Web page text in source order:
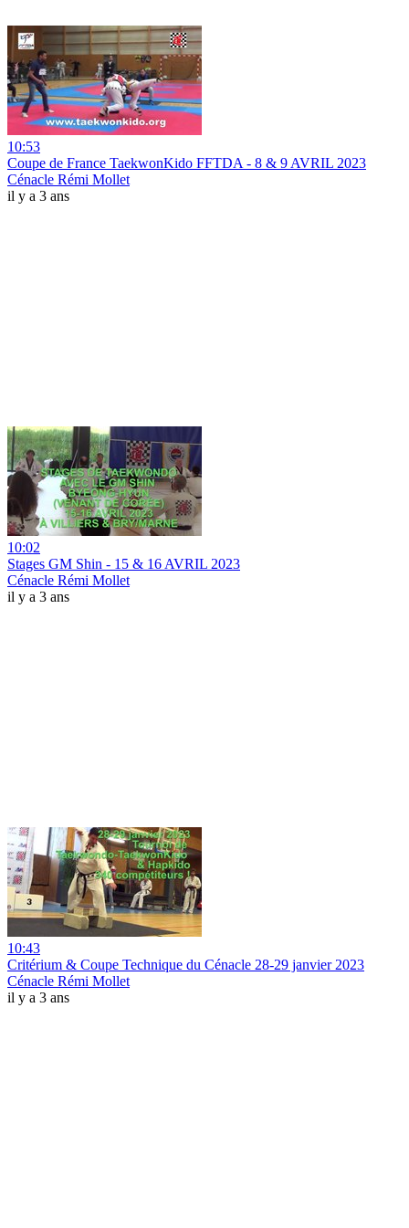
10:53
Coupe de France TaekwonKido FFTDA - 8 & 9 AVRIL 2023
Cénacle Rémi Mollet
il y a 3 ans
10:02
Stages GM Shin - 15 & 16 AVRIL 2023
Cénacle Rémi Mollet
il y a 3 ans
10:43
Critérium & Coupe Technique du Cénacle 28-29 janvier 2023
Cénacle Rémi Mollet
il y a 3 ans